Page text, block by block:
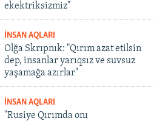
ekektriksizmiz"
İNSAN AQLARI
Olğa Skrıpnık: "Qırım azat etilsin
dep, insanlar yarıqsız ve suvsuz
yaşamağa azırlar"
İNSAN AQLARI
"Rusiye Qırımda onı